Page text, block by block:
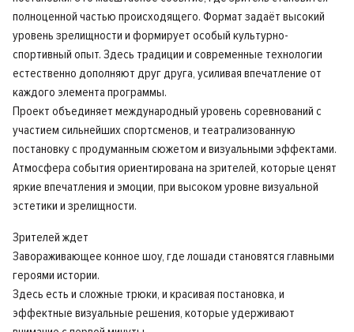
полноценной частью происходящего. Формат задаёт высокий
уровень зрелищности и формирует особый культурно-
спортивный опыт. Здесь традиции и современные технологии
естественно дополняют друг друга, усиливая впечатление от
каждого элемента программы.
Проект объединяет международный уровень соревнований с
участием сильнейших спортсменов, и театрализованную
постановку с продуманным сюжетом и визуальными эффектами.
Атмосфера события ориентирована на зрителей, которые ценят
яркие впечатления и эмоции, при высоком уровне визуальной
эстетики и зрелищности.
Зрителей ждет
Завораживающее конное шоу, где лошади становятся главными
героями истории.
Здесь есть и сложные трюки, и красивая постановка, и
эффектные визуальные решения, которые удерживают